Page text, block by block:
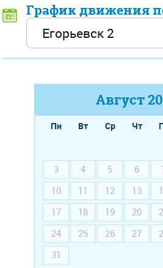
График движения
Август
Пн Вт Ср Чт
3
4 5 6
10
11 12 13
17
18 19 20
24
25 26 27
31